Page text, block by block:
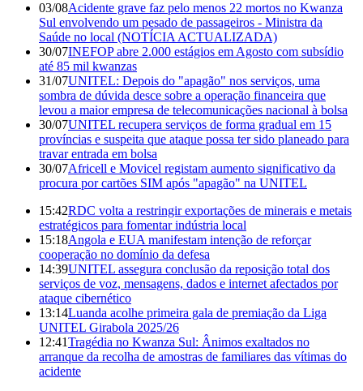
03/08Acidente grave faz pelo menos 22 mortos no Kwanza
Sul envolvendo um pesado de passageiros - Ministra da
Saúde no local (NOTÍCIA ACTUALIZADA)
30/07INEFOP abre 2.000 estágios em Agosto com subsídio
até 85 mil kwanzas
31/07UNITEL: Depois do "apagão" nos serviços, uma
sombra de dúvida desce sobre a operação financeira que
levou a maior empresa de telecomunicações nacional à bolsa
30/07UNITEL recupera serviços de forma gradual em 15
províncias e suspeita que ataque possa ter sido planeado para
travar entrada em bolsa
30/07Africell e Movicel registam aumento significativo da
procura por cartões SIM após "apagão" na UNITEL
15:42RDC volta a restringir exportações de minerais e metais
estratégicos para fomentar indústria local
15:18Angola e EUA manifestam intenção de reforçar
cooperação no domínio da defesa
14:39UNITEL assegura conclusão da reposição total dos
serviços de voz, mensagens, dados e internet afectados por
ataque cibernético
13:14Luanda acolhe primeira gala de premiação da Liga
UNITEL Girabola 2025/26
12:41Tragédia no Kwanza Sul: Ânimos exaltados no
arranque da recolha de amostras de familiares das vítimas do
acidente